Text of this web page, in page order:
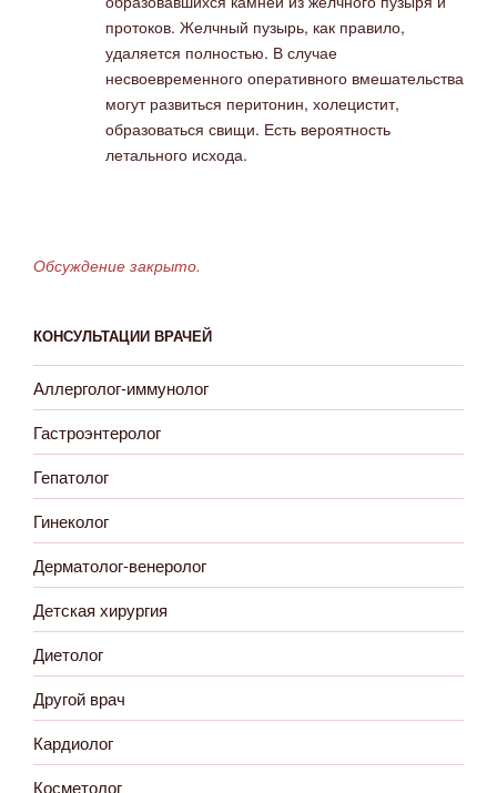
протоков. Желчный пузырь, как правило,
удаляется полностью. В случае
несвоевременного оперативного вмешательства
могут развиться перитонин, холецистит,
образоваться свищи. Есть вероятность
летального исхода.
Обсуждение закрыто.
КОНСУЛЬТАЦИИ ВРАЧЕЙ
Аллерголог-иммунолог
Гастроэнтеролог
Гепатолог
Гинеколог
Дерматолог-венеролог
Детская хирургия
Диетолог
Другой врач
Кардиолог
Косметолог